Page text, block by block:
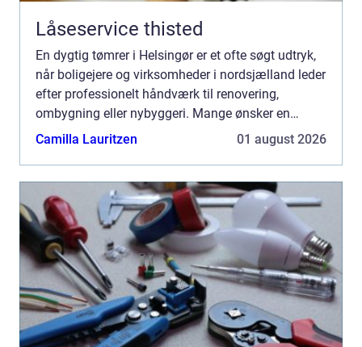
Låseservice thisted
En dygtig tømrer i Helsingør er et ofte søgt udtryk,
når boligejere og virksomheder i nordsjælland leder
efter professionelt håndværk til renovering,
ombygning eller nybyggeri. Mange ønsker en
lokal...
Camilla Lauritzen 01 august 2026